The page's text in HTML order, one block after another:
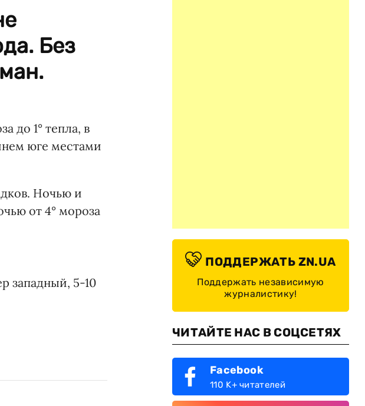
Без
до 1° тепла, в
юге местами
Ночью и
от 4° мороза
западный, 5-10
ПОДДЕРЖАТЬ ZN.UA
Поддержать независимую
журналистику!
ЧИТАЙТЕ НАС В СОЦСЕТЯХ
Facebook
110 K+ читателей